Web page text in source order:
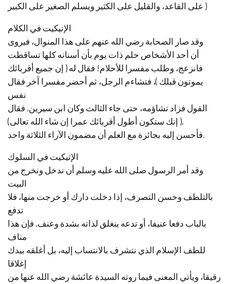
على القاعد، والقليل على الكثير ويسلم الصغير على الكبير )
الإتيكيت في الكلام
وقد صار الصحابة رضي الله عنهم على هذا المنوال، فيروى
أن أحد الأشخاص حلم ذات يوم بأن أسنانه كلها تساقطت
فانزعج، وطلب مفسرا للأحلام! فقال له ( إن جميع أقربائك
يموتون قبلك )، فتشاءم الرجل، ثم أحضر مفسرا آخر فقال
نفس
القول فزاد تشاؤمه، حتى جاء الثالث وكان ابن سيرين, فقال
(إنك ستكون أطول أقربائك عمرا إن شاء الله تعالى ),
فأحسن إليه بجائزة مع العلم أن مضمون الآراء الثلاثة واحد.
الإتيكيت في السلوك
وقد أمر الرسول صلى الله عليه وسلم أن ندخل ونخرج من
البيت
بالتلطف وحسن التصرف، إذا دخلت دارك أو خرجت منها، فلا
تدفع
بالباب دفعا عنيفا، أو تدعه ينغلق لذاته بشدة وعنف, فإن هذا
مناف
للطف الإسلام الذي نتشرف بالانتساب إليه، بل أغلقه بيدك
إغلاقا
رقيقا، ويأتي المعنى فيما روته السيدة عائشة رضي الله عنها من